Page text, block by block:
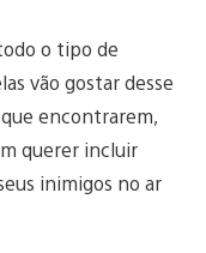
o tipo de
vão gostar desse
encontrarem,
querer incluir
inimigos no ar